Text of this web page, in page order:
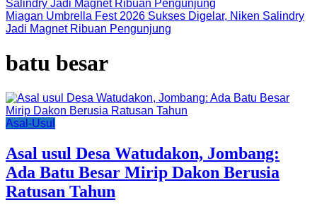
Miagan Umbrella Fest 2026 Sukses Digelar, Niken Salindry
Jadi Magnet Ribuan Pengunjung
batu besar
Asal-Usul
Asal usul Desa Watudakon, Jombang:
Ada Batu Besar Mirip Dakon Berusia
Ratusan Tahun